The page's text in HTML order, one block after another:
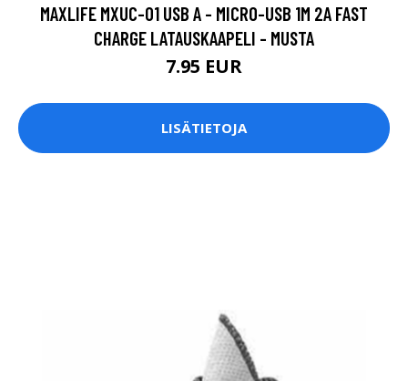
MAXLIFE MXUC-01 USB A - MICRO-USB 1M 2A FAST
CHARGE LATAUSKAAPELI - MUSTA
7.95 EUR
LISÄTIETOJA